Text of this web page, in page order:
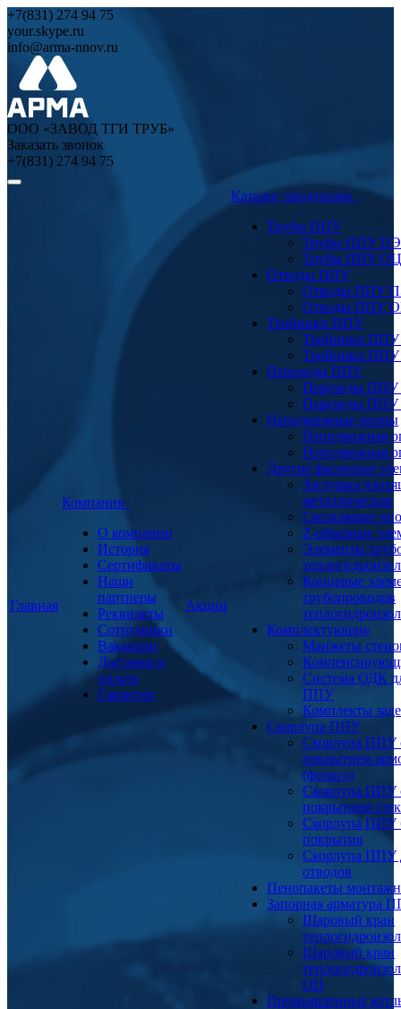
+7(831) 274 94 75
your.skype.ru
info@arma-nnov.ru
ООО «ЗАВОД ТГИ ТРУБ»
Заказать звонок
+7(831) 274 94 75
Главная
Компания
О компании
История
Сертификаты
Наши
партнеры
Реквизиты
Сотрудники
Вакансии
Доставка и
оплата
Гарантия
Акции
Каталог продукции
Трубы ППУ
Трубы ППУ ПЭ
Трубы ППУ ОЦ
Отводы ППУ
Отводы ППУ
Отводы ППУ
Тройники ППУ
Тройники
Тройники
Переходы ППУ
Переходы
Переходы
Неподвижные опоры
Неподвижная
Неподвижная
Другие фасонные
Заглушка
металлическая
Скользящие
Z-образные
Элементы
Концевые
трубопроводов
Комплектующие
Манжеты
Система ОДК
ППУ
Комплекты
Скорлупа ППУ
Скорлупа ППУ
покрытием
(фольга)
Скорлупа ППУ
покрытием
Скорлупа ППУ
покрытия
Скорлупа ППУ
отводов
Пенопакеты
Запорная арматура
Шаровый кран
Шаровый кран
ОЦ
Промышленные